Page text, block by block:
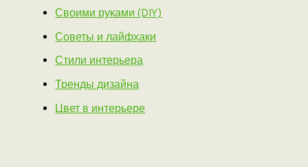
Своими руками (DIY)
Советы и лайфхаки
Стили интерьера
Тренды дизайна
Цвет в интерьере